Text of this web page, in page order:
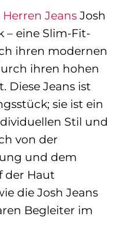
Herren Jeans Josh
– eine Slim-Fit-
ihren modernen
ihren hohen
Diese Jeans ist
sie ist ein
Stil und
von der
und dem
der Haut
die Josh Jeans
Begleiter im